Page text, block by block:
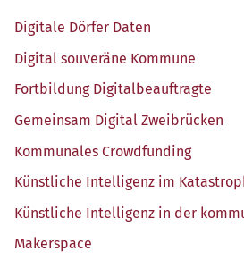
Digi­ta­le Dör­fer Daten
Digi­tal sou­ve­rä­ne Kommune
Fort­bil­dung Digitalbeauftragte
Gemein­sam Digi­tal Zweibrücken
Kom­mu­na­les Crowdfunding
Künst­li­che Intel­li­genz im
Künst­li­che Intel­li­genz in der
Maker­space